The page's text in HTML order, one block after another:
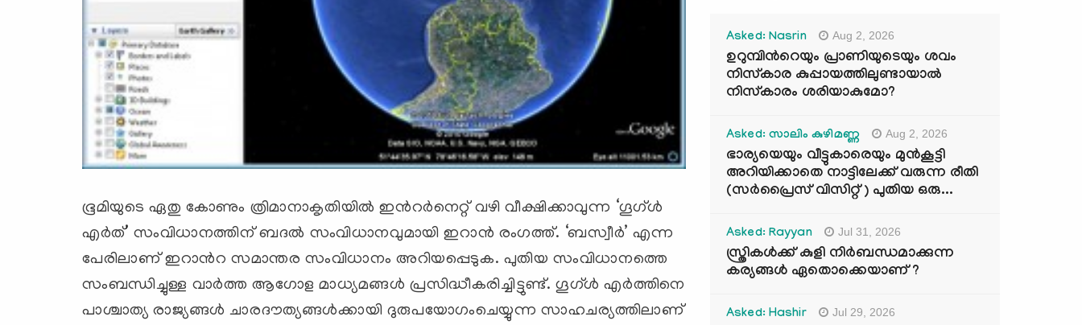
ഭൂമിയുടെ ഏതു കോണും ത്രിമാനാകൃതിയില്‍ ഇന്‍റര്‍നെറ്റ് വഴി വീക്ഷിക്കാവുന്ന ‘ഗൂഗ്ള്‍
എര്‍ത്’ സംവിധാനത്തിന് ബദല്‍ സംവിധാനവുമായി ഇറാന്‍ രംഗത്ത്. ‘ബസ്വീര്‍’ എന്ന
പേരിലാണ് ഇറാന്‍റ സമാന്തര സംവിധാനം അറിയപ്പെടുക. പുതിയ സംവിധാനത്തെ
സംബന്ധിച്ചുള്ള വാര്‍ത്ത ആഗോള മാധ്യമങ്ങള്‍ പ്രസിദ്ധീകരിച്ചിട്ടുണ്ട്. ഗൂഗ്ള്‍ എര്‍ത്തിനെ
പാശ്ചാത്യ രാജ്യങ്ങള്‍ ചാരദൗത്യങ്ങള്‍ക്കായി ദുരുപയോഗംചെയ്യുന്ന സാഹചര്യത്തിലാണ്
Asked: Nasrin Aug 2, 2026
ഉറുമ്പിന്‍റെയും പ്രാണിയുടെയും ശവം
നിസ്കാര കുപ്പായത്തിലുണ്ടായാൽ
നിസ്കാരം ശരിയാകുമോ?
Asked: സാലിം കുഴിമണ്ണ Aug 2, 2026
ഭാര്യയെയും വീട്ടുകാരെയും മുൻകൂട്ടി
അറിയിക്കാതെ നാട്ടിലേക്ക് വരുന്ന രീതി
(സർപ്രൈസ് വിസിറ്റ് ) പുതിയ ഒരു...
Asked: Rayyan Jul 31, 2026
സ്ത്രികൾക്ക് കുളി നിർബന്ധമാക്കുന്ന
കര്യങ്ങൾ ഏതൊക്കെയാണ് ?
Asked: Hashir Jul 29, 2026